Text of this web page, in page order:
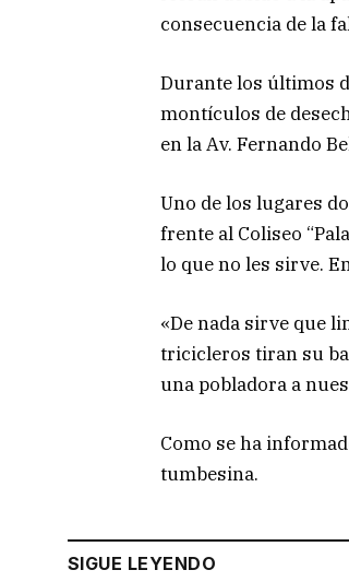
consecuencia de la
Durante los últimos
montículos de
en la Av. Fernando
Uno de los lugares
frente al Coliseo
lo que no les sirve.
«De nada sirve que
tricicleros tiran su
una pobladora a
Como se ha
tumbesina.
SIGUE LEYENDO